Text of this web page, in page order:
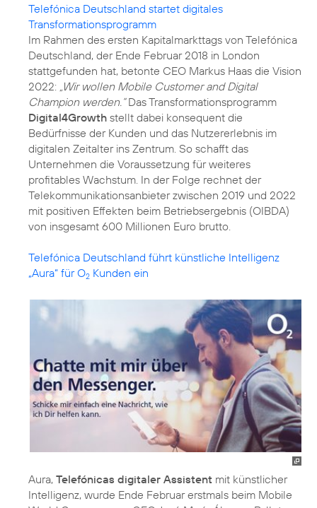
Telefónica Deutschland startet digitales
Transformationsprogramm
Im Rahmen des ersten Kapitalmarkttags von Telefónica
Deutschland, der Ende Februar 2018 in London
stattgefunden hat, betonte CEO Markus Haas die Vision
2022: „Wir wollen Mobile Customer and Digital
Champion werden.“Das Transformationsprogramm
Digital4Growth stellt dabei konsequent die
Bedürfnisse der Kunden und das Nutzererlebnis im
digitalen Zeitalter ins Zentrum. So schafft das
Unternehmen die Voraussetzung für weiteres
profitables Wachstum. In der Folge rechnet der
Telekommunikationsanbieter zwischen 2019 und 2022
mit positiven Effekten beim Betriebsergebnis (OIBDA)
von insgesamt 600 Millionen Euro brutto.
Telefónica Deutschland führt künstliche Intelligenz
„Aura“ für O2 Kunden ein
Aura, Telefónicas digitaler Assistent mit künstlicher
Intelligenz, wurde Ende Februar erstmals beim Mobile